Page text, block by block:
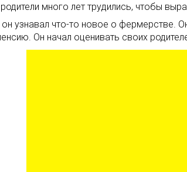
много лет трудились, чтобы
узнавал что-то новое о фермерстве.
Он начал оценивать своих